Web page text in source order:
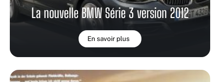
La nouvelle BMW Série 3 version 2012
En savoir plus